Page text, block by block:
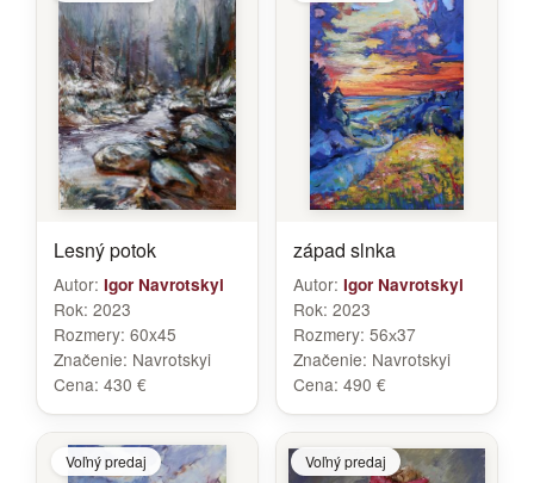
Lesný potok
Autor: Igor Navrotskyi
Rok: 2023
Rozmery: 60x45
Značenie: Navrotskyi
Cena: 430 €
západ slnka
Autor: Igor Navrotskyi
Rok: 2023
Rozmery: 56х37
Značenie: Navrotskyi
Cena: 490 €
Voľný predaj Voľný predaj